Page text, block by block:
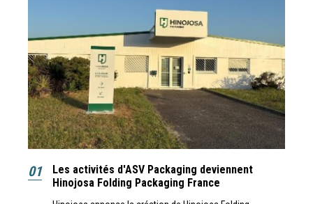
01
Les activités d'ASV Packaging deviennent
Hinojosa Folding Packaging France